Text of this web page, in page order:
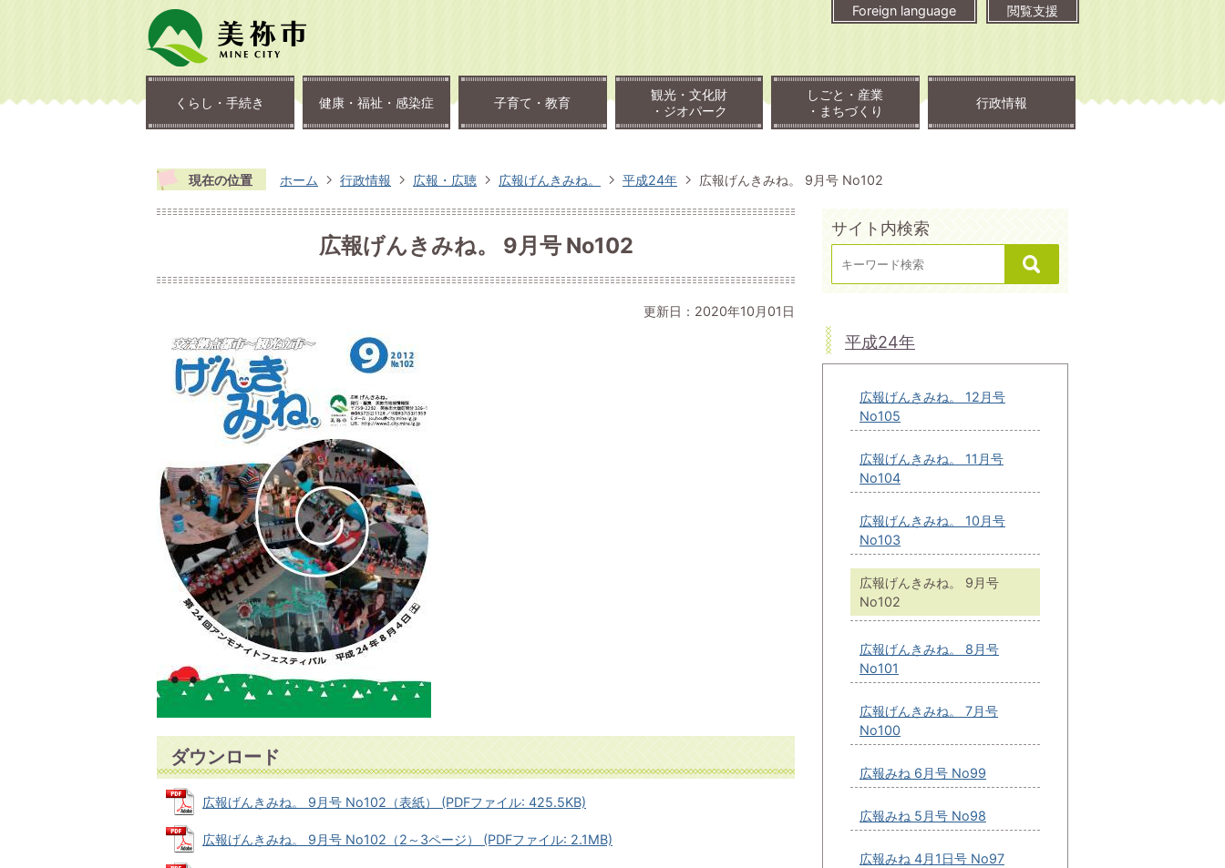
Foreign language 閲覧支援
くらし・手続き 健康・福祉・感染症 子育て・教育
観光・文化財
・ジオパーク
しごと・産業
・まちづくり
行政情報
現在の位置 ホーム 行政情報 広報・広聴 広報げんきみね。 平成24年 広報げんきみね。 9月号 No102
広報げんきみね。 9月号 No102
更新日：2020年10月01日
ダウンロード
広報げんきみね。 9月号 No102（表紙） (PDFファイル: 425.5KB)
広報げんきみね。 9月号 No102（2～3ページ） (PDFファイル: 2.1MB)
サイト内検索
平成24年
広報げんきみね。 12月号
No105
広報げんきみね。 11月号
No104
広報げんきみね。 10月号
No103
広報げんきみね。 9月号
No102
広報げんきみね。 8月号
No101
広報げんきみね。 7月号
No100
広報みね 6月号 No99
広報みね 5月号 No98
広報みね 4月1日号 No97